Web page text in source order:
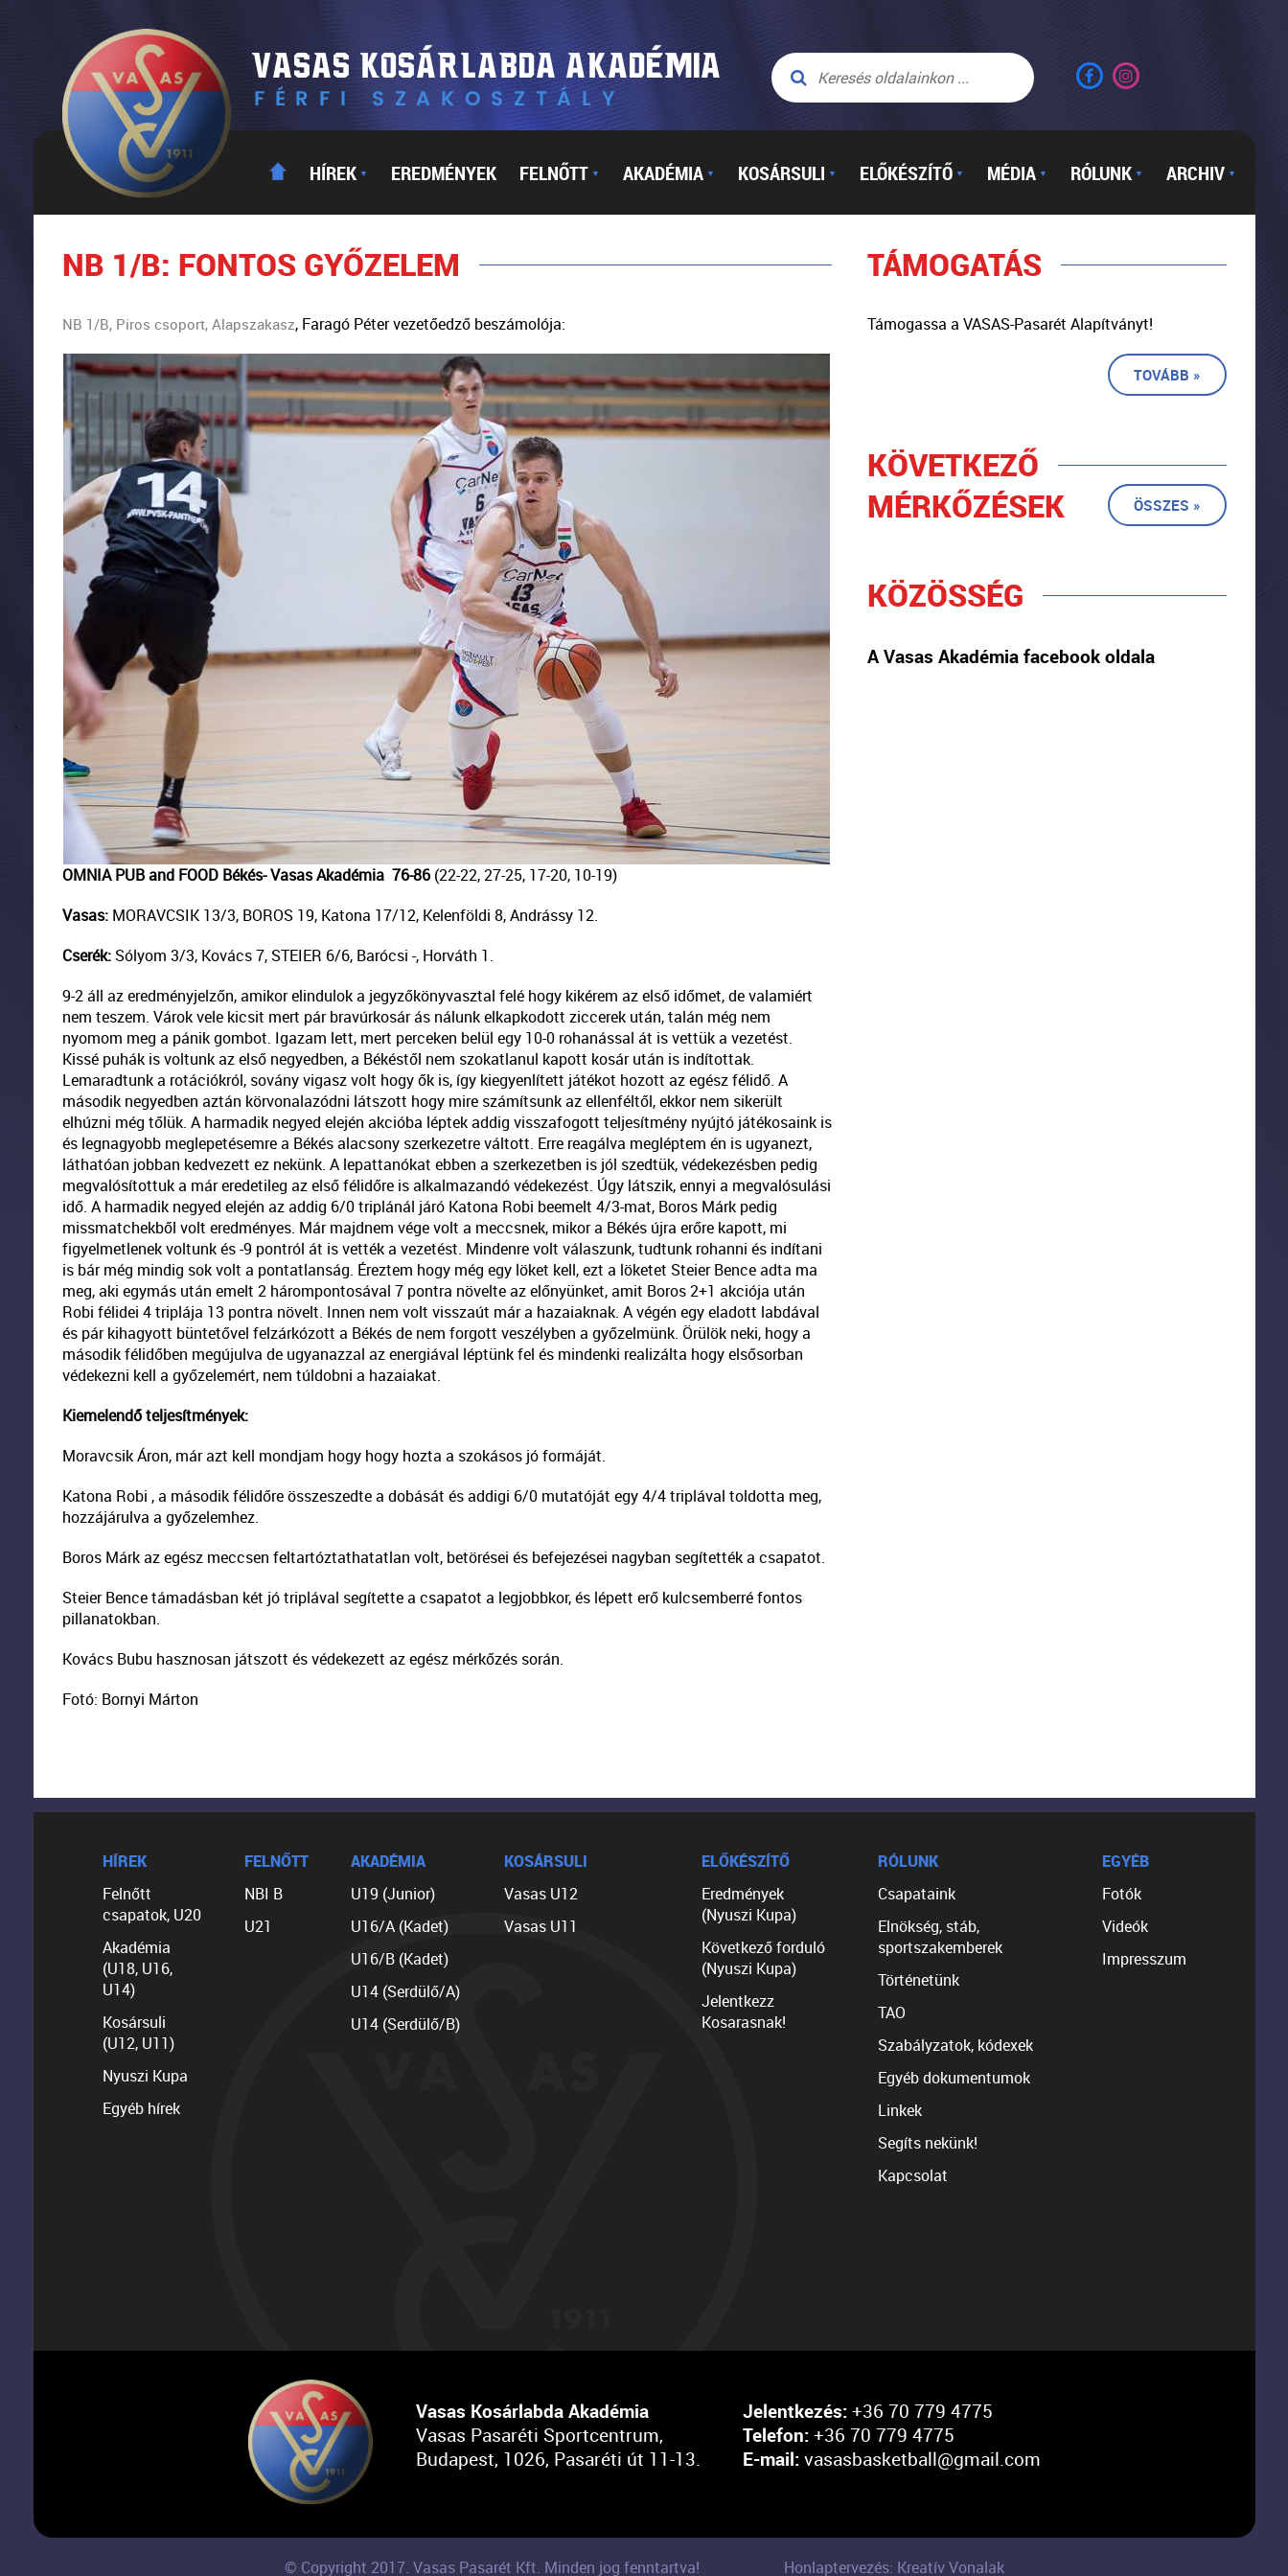
HÍREK ▼ EREDMÉNYEK FELNŐTT ▼ AKADÉMIA ▼ KOSÁRSULI ▼ ELŐKÉSZÍTŐ ▼ MÉDIA ▼ RÓLUNK ▼ ARCHIV ▼
NB 1/B: FONTOS GYŐZELEM
NB 1/B, Piros csoport, Alapszakasz, Faragó Péter vezetőedző beszámolója:
OMNIA PUB and FOOD Békés- Vasas Akadémia 76-86(22-22, 27-25, 17-20, 10-19)
Vasas:MORAVCSIK 13/3, BOROS 19, Katona 17/12, Kelenföldi 8, Andrássy 12.
Cserék:Sólyom 3/3, Kovács 7, STEIER 6/6, Barócsi -, Horváth 1.
9-2 áll az eredményjelzőn, amikor elindulok a jegyzőkönyvasztal felé hogy kikérem az első időmet, de valamiért
nem teszem. Várok vele kicsit mert pár bravúrkosár ás nálunk elkapkodott ziccerek után, talán még nem
nyomom meg a pánik gombot. Igazam lett, mert perceken belül egy 10-0 rohanással át is vettük a vezetést.
Kissé puhák is voltunk az első negyedben, a Békéstől nem szokatlanul kapott kosár után is indítottak.
Lemaradtunk a rotációkról, sovány vigasz volt hogy ők is, így kiegyenlített játékot hozott az egész félidő. A
második negyedben aztán körvonalazódni látszott hogy mire számítsunk az ellenféltől, ekkor nem sikerült
elhúzni még tőlük. A harmadik negyed elején akcióba léptek addig visszafogott teljesítmény nyújtó játékosaink is
és legnagyobb meglepetésemre a Békés alacsony szerkezetre váltott. Erre reagálva megléptem én is ugyanezt,
láthatóan jobban kedvezett ez nekünk. A lepattanókat ebben a szerkezetben is jól szedtük, védekezésben pedig
megvalósítottuk a már eredetileg az első félidőre is alkalmazandó védekezést. Úgy látszik, ennyi a megvalósulási
idő. A harmadik negyed elején az addig 6/0 triplánál járó Katona Robi beemelt 4/3-mat, Boros Márk pedig
missmatchekből volt eredményes. Már majdnem vége volt a meccsnek, mikor a Békés újra erőre kapott, mi
figyelmetlenek voltunk és -9 pontról át is vették a vezetést. Mindenre volt válaszunk, tudtunk rohanni és indítani
is bár még mindig sok volt a pontatlanság. Éreztem hogy még egy löket kell, ezt a löketet Steier Bence adta ma
meg, aki egymás után emelt 2 hárompontosával 7 pontra növelte az előnyünket, amit Boros 2+1 akciója után
Robi félidei 4 triplája 13 pontra növelt. Innen nem volt visszaút már a hazaiaknak. A végén egy eladott labdával
és pár kihagyott büntetővel felzárkózott a Békés de nem forgott veszélyben a győzelmünk. Örülök neki, hogy a
második félidőben megújulva de ugyanazzal az energiával léptünk fel és mindenki realizálta hogy elsősorban
védekezni kell a győzelemért, nem túldobni a hazaiakat.
Kiemelendő teljesítmények:
Moravcsik Áron, már azt kell mondjam hogy hogy hozta a szokásos jó formáját.
Katona Robi , a második félidőre összeszedte a dobását és addigi 6/0 mutatóját egy 4/4 triplával toldotta meg,
hozzájárulva a győzelemhez.
Boros Márk az egész meccsen feltartóztathatatlan volt, betörései és befejezései nagyban segítették a csapatot.
Steier Bence támadásban két jó triplával segítette a csapatot a legjobbkor, és lépett erő kulcsemberré fontos
pillanatokban.
Kovács Bubu hasznosan játszott és védekezett az egész mérkőzés során.
Fotó: Bornyi Márton
TÁMOGATÁS
Támogassa a VASAS-Pasarét Alapítványt!
TOVÁBB »
KÖVETKEZŐ
MÉRKŐZÉSEK
ÖSSZES »
KÖZÖSSÉG
A Vasas Akadémia facebook oldala
HÍREK
Felnőtt
csapatok, U20
Akadémia
(U18, U16,
U14)
Kosársuli
(U12, U11)
Nyuszi Kupa
Egyéb hírek
FELNŐTT
NBI B
U21
AKADÉMIA
U19 (Junior)
U16/A (Kadet)
U16/B (Kadet)
U14 (Serdülő/A)
U14 (Serdülő/B)
KOSÁRSULI
Vasas U12
Vasas U11
ELŐKÉSZÍTŐ
Eredmények
(Nyuszi Kupa)
Következő forduló
(Nyuszi Kupa)
Jelentkezz
Kosarasnak!
RÓLUNK
Csapataink
Elnökség, stáb,
sportszakemberek
Történetünk
TAO
Szabályzatok, kódexek
Egyéb dokumentumok
Linkek
Segíts nekünk!
Kapcsolat
EGYÉB
Fotók
Videók
Impresszum
Vasas Kosárlabda Akadémia
Vasas Pasaréti Sportcentrum,
Budapest, 1026, Pasaréti út 11-13.
Jelentkezés: +36 70 779 4775
Telefon: +36 70 779 4775
E-mail: vasasbasketball@gmail.com
© Copyright 2017. Vasas Pasarét Kft. Minden jog fenntartva! Honlaptervezés: Kreatív Vonalak